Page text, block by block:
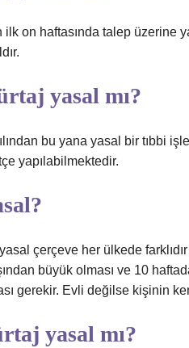
on haftasında talep üzerine
yasal mı?
bu yana yasal bir tıbbi
yapılabilmektedir.
çerçeve her ülkede
büyük olması ve 10
gerekir. Evli değilse kişinin
yasal mı?